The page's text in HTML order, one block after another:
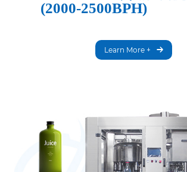
(2000-2500BPH)
Learn More +